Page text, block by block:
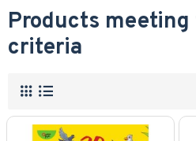
Products meeting
criteria